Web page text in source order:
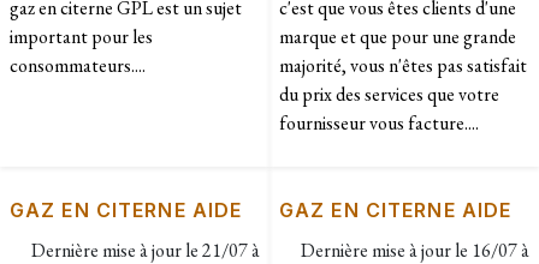
gaz en citerne GPL est un sujet
important pour les
consommateurs....
c'est que vous êtes clients d'une
marque et que pour une grande
majorité, vous n'êtes pas satisfait
du prix des services que votre
fournisseur vous facture....
GAZ EN CITERNE AIDE
Dernière mise à jour le21/07 à
GAZ EN CITERNE AIDE
Dernière mise à jour le 16/07 à